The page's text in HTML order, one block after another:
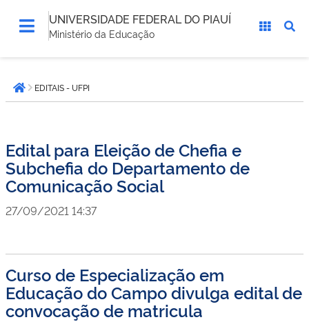
UNIVERSIDADE FEDERAL DO PIAUÍ
Ministério da Educação
está
aqui:Página inicial
EDITAIS - UFPI
Edital para Eleição de Chefia e
Subchefia do Departamento de
Comunicação Social
27/09/2021 14:37
Curso de Especialização em
Educação do Campo divulga edital de
convocação de matricula